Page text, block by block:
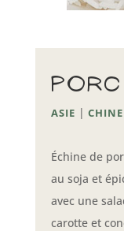
ASIE | CHINE
Échine de
au soja et
avec une
carotte et